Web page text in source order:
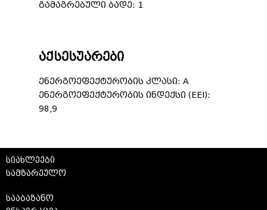
გამაგრებული ბადე: 1
აქსესუარები
ენერგოეფექტურობის კლასი: A
ენერგოეფექტურობის ინდექსი (EEI):
98,9
სიახლეები
სამზარეულო
სააბაზანო